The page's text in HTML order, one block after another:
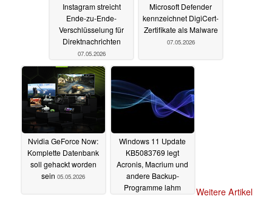
Instagram streicht
Ende-zu-Ende-
Verschlüsselung für
Direktnachrichten
07.05.2026
Microsoft Defender
kennzeichnet DigiCert-
Zertifikate als Malware
07.05.2026
Nvidia GeForce Now:
Komplette Datenbank
soll gehackt worden
sein 05.05.2026
Windows 11 Update
KB5083769 legt
Acronis, Macrium und
andere Backup-
Programme lahm
Weitere Artikel